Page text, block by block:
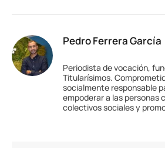
Pedro Ferrera García
Periodista de vocación,
Titularísimos.
socialmente responsable
empoderar a las personas
colectivos sociales y